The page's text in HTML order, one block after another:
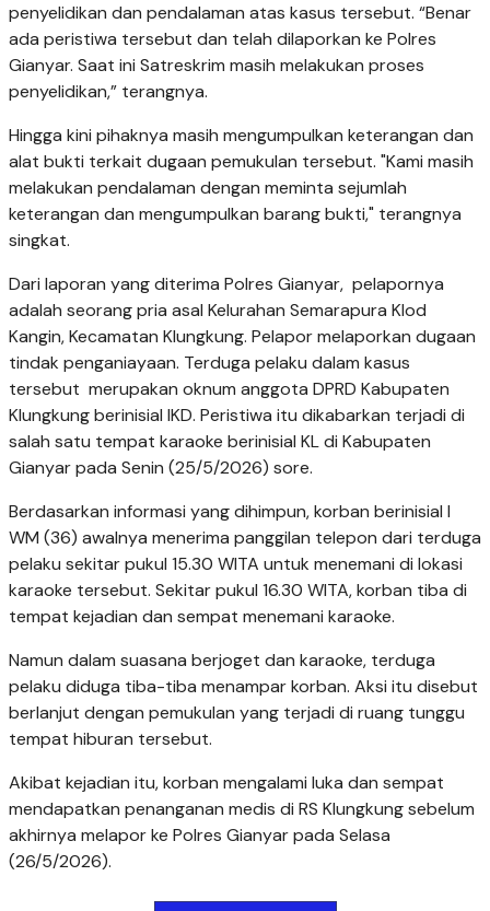
penyelidikan dan pendalaman atas kasus tersebut. “Benar
ada peristiwa tersebut dan telah dilaporkan ke Polres
Gianyar. Saat ini Satreskrim masih melakukan proses
penyelidikan,” terangnya.
Hingga kini pihaknya masih mengumpulkan keterangan dan
alat bukti terkait dugaan pemukulan tersebut. "Kami masih
melakukan pendalaman dengan meminta sejumlah
keterangan dan mengumpulkan barang bukti," terangnya
singkat.
Dari laporan yang diterima Polres Gianyar, pelapornya
adalah seorang pria asal Kelurahan Semarapura Klod
Kangin, Kecamatan Klungkung. Pelapor melaporkan dugaan
tindak penganiayaan. Terduga pelaku dalam kasus
tersebut merupakan oknum anggota DPRD Kabupaten
Klungkung berinisial IKD. Peristiwa itu dikabarkan terjadi di
salah satu tempat karaoke berinisial KL di Kabupaten
Gianyar pada Senin (25/5/2026) sore.
Berdasarkan informasi yang dihimpun, korban berinisial I
WM (36) awalnya menerima panggilan telepon dari terduga
pelaku sekitar pukul 15.30 WITA untuk menemani di lokasi
karaoke tersebut. Sekitar pukul 16.30 WITA, korban tiba di
tempat kejadian dan sempat menemani karaoke.
Namun dalam suasana berjoget dan karaoke, terduga
pelaku diduga tiba-tiba menampar korban. Aksi itu disebut
berlanjut dengan pemukulan yang terjadi di ruang tunggu
tempat hiburan tersebut.
Akibat kejadian itu, korban mengalami luka dan sempat
mendapatkan penanganan medis di RS Klungkung sebelum
akhirnya melapor ke Polres Gianyar pada Selasa
(26/5/2026).